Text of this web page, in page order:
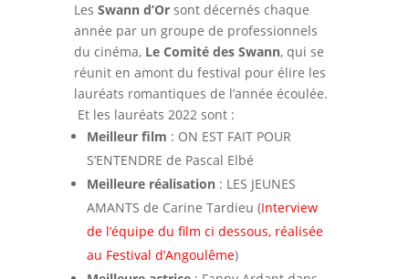
Les Swann d’Orsont décernés chaque
année par un groupe de professionnels
du cinéma, Le Comité des Swann, qui se
réunit en amont du festival pour élire les
lauréats romantiques de l’année écoulée.
Et les lauréats 2022 sont :
Meilleur film : ON EST FAIT POUR
S’ENTENDRE de Pascal Elbé
Meilleure réalisation: LES JEUNES
AMANTS de Carine Tardieu (Interview
de l’équipe du film ci dessous, réalisée
au Festival d’Angoulême)